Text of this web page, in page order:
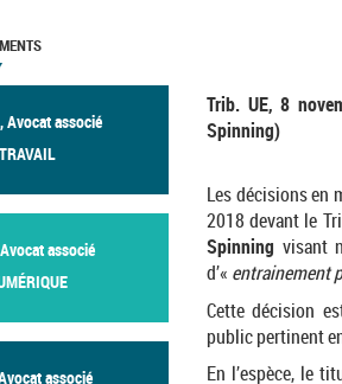
Trib. UE, 8
Spinning)
Les décisions en
2018 devant le
Spinningvisant
d’« entrainement
Cette décision
public pertinent
En l’espèce, le
Avocat associé
associé
associé